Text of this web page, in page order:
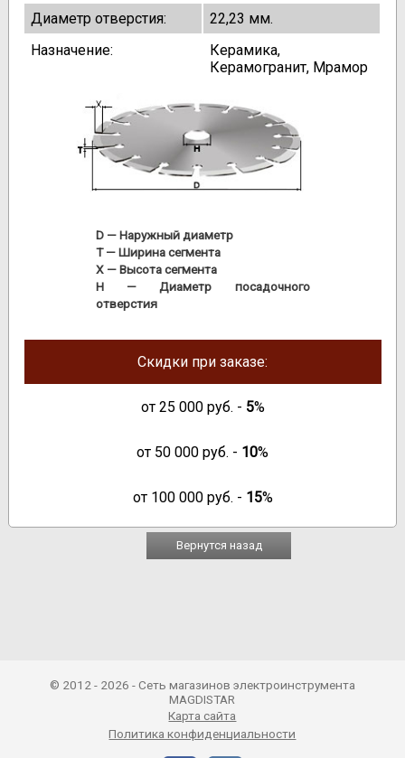
Диаметр отверстия:
22,23 мм.
Назначение:
Керамика,
Керамогранит, Мрамор
D— Наружный диаметр
T— Ширина сегмента
X— Высота сегмента
H— Диаметр посадочного
отверстия
Скидки при заказе:
от 25 000руб. - 5%
от 50 000 руб. - 10%
от 100 000руб. - 15%
Вернутся назад
© 2012 - 2026 - Сеть магазинов электроинструмента
MAGDISTAR
Карта сайта
Политика конфиденциальности